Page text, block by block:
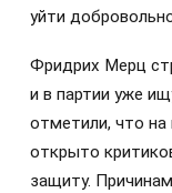
уйти
Фридрих Мерц
и в партии уже
отметили, что
открыто
защиту.